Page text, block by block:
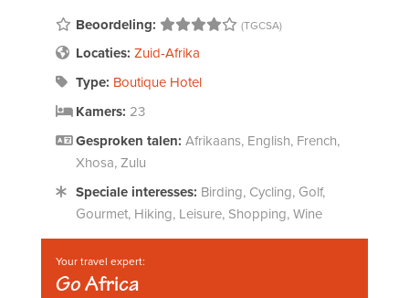
Beoordeling: (TGCSA)
Locaties: Zuid-Afrika
Type: Boutique Hotel
Kamers: 23
Gesproken talen: Afrikaans, English, French,
Xhosa, Zulu
Speciale interesses: Birding, Cycling, Golf,
Gourmet, Hiking, Leisure, Shopping, Wine
Your travel expert:
Go Africa